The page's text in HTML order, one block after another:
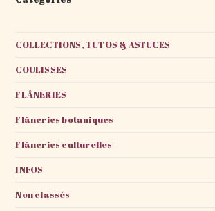
COLLECTIONS, TUTOS & ASTUCES
COULISSES
FLÂNERIES
Flâneries botaniques
Flâneries culturelles
INFOS
Non classés